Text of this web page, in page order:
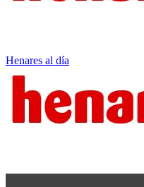
Henares al día